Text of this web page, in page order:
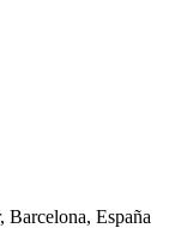
Barcelona, España